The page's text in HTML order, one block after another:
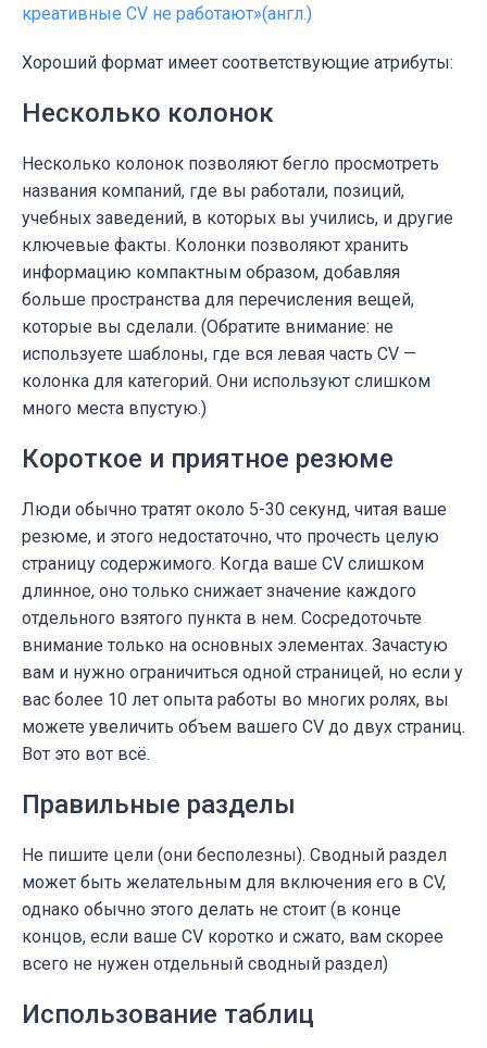
креативные CV не работают»(англ.)
Хороший формат имеет соответствующие атрибуты:
Несколько колонок
Несколько колонок позволяют бегло просмотреть
названия компаний, где вы работали, позиций,
учебных заведений, в которых вы учились, и другие
ключевые факты. Колонки позволяют хранить
информацию компактным образом, добавляя
больше пространства для перечисления вещей,
которые вы сделали. (Обратите внимание: не
используете шаблоны, где вся левая часть CV —
колонка для категорий. Они используют слишком
много места впустую.)
Короткое и приятное резюме
Люди обычно тратят около 5-30 секунд, читая ваше
резюме, и этого недостаточно, что прочесть целую
страницу содержимого. Когда ваше CV слишком
длинное, оно только снижает значение каждого
отдельного взятого пункта в нем. Сосредоточьте
внимание только на основных элементах. Зачастую
вам и нужно ограничиться одной страницей, но если у
вас более 10 лет опыта работы во многих ролях, вы
можете увеличить объем вашего CV до двух страниц.
Вот это вот всё.
Правильные разделы
Не пишите цели (они бесполезны). Сводный раздел
может быть желательным для включения его в CV,
однако обычно этого делать не стоит (в конце
концов, если ваше CV коротко и сжато, вам скорее
всего не нужен отдельный сводный раздел)
Использование таблиц